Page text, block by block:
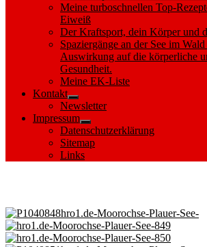
Meine turboschnellen Top-
Eiweiß
Der Kraftsport, dein Körper und
Spaziergänge an der See im
Auswirkung auf die körperliche
Gesundheit.
Meine EK-Liste
Kontakt
Show
sub
menu
Newsletter
Impressum
Show
sub
menu
Datenschutzerklärung
Sitemap
Links